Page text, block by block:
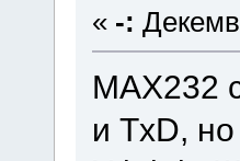
« -:
MAX232
и TxD,